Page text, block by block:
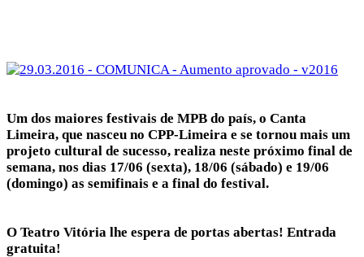
Um dos maiores festivais de MPB do país, o Canta
Limeira, que nasceu no CPP-Limeira e se tornou mais um
projeto cultural de sucesso, realiza neste próximo final de
semana, nos dias 17/06 (sexta), 18/06 (sábado) e 19/06
(domingo) as semifinais e a final do festival.
O Teatro Vitória lhe espera de portas abertas! Entrada
gratuita!